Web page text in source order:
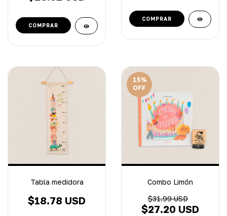
Tabla medidora
$18.78 USD
15%
OFF
Combo Limón
$31.99 USD
$27.20 USD